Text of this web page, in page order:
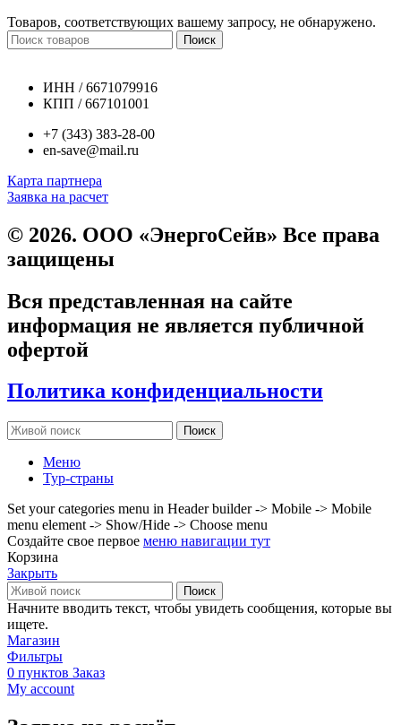
Товаров, соответствующих вашему запросу, не обнаружено.
Поиск
ИНН / 6671079916
КПП / 667101001
+7 (343) 383-28-00
en-save@mail.ru
Карта партнера
Заявка на расчет
© 2026. ООО «ЭнергоСейв» Все права
защищены
Вся представленная на сайте
информация не является публичной
офертой
Политика конфиденциальности
Поиск
Меню
Тур-страны
Set your categories menu in Header builder -> Mobile -> Mobile
menu element -> Show/Hide -> Choose menu
Создайте свое первое меню навигации тут
Корзина
Закрыть
Поиск
Начните вводить текст, чтобы увидеть сообщения, которые вы
ищете.
Магазин
Фильтры
0 пунктов Заказ
My account